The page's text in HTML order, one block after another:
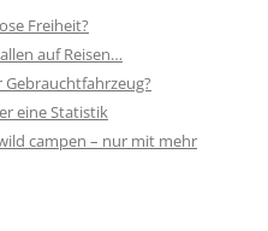
Freiheit?
auf Reisen…
Gebrauchtfahrzeug?
eine Statistik
campen – nur mit mehr